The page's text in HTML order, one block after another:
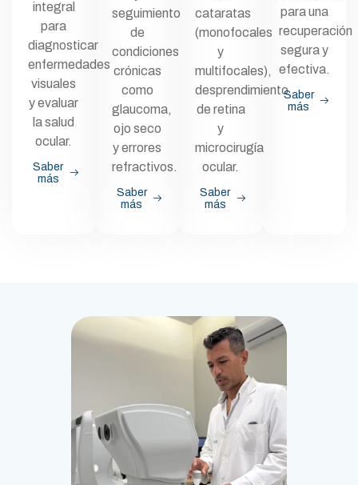
integral
para
diagnosticar
enfermedades
visuales
y evaluar
la salud
ocular.
Saber
más
seguimiento
de
condiciones
crónicas
como
glaucoma,
ojo seco
y errores
refractivos.
Saber
más
cataratas
(monofocales
y
multifocales),
desprendimiento
de retina
y
microcirugía
ocular.
Saber
más
para una
recuperación
segura y
efectiva.
Saber
más